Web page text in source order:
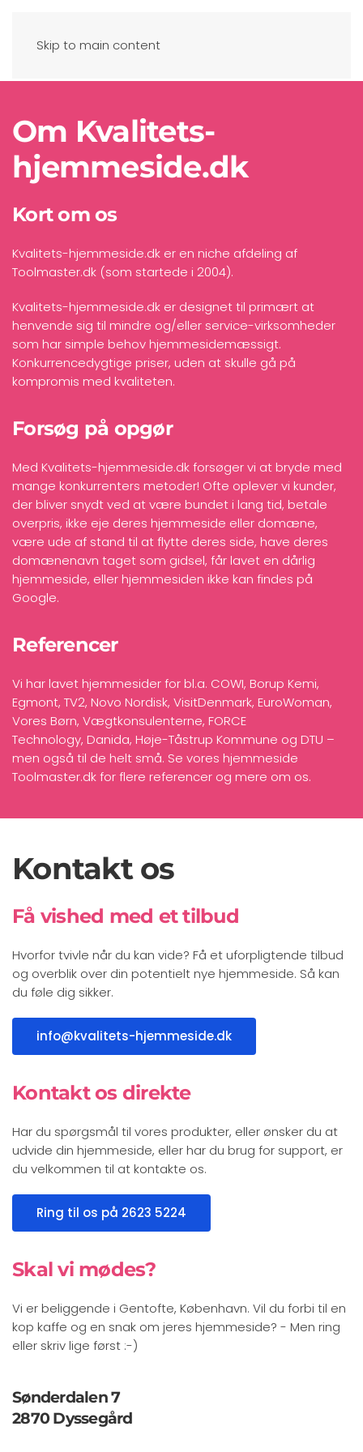
Skip to main content
Om Kvalitets-
hjemmeside.dk
Kort om os
Kvalitets-hjemmeside.dk er en niche afdeling af
Toolmaster.dk (som startede i 2004).
Kvalitets-hjemmeside.dk er designet til primært at
henvende sig til mindre og/eller service-virksomheder
som har simple behov hjemmesidemæssigt.
Konkurrencedygtige priser, uden at skulle gå på
kompromis med kvaliteten.
Forsøg på opgør
Med Kvalitets-hjemmeside.dk forsøger vi at bryde med
mange konkurrenters metoder! Ofte oplever vi kunder,
der bliver snydt ved at være bundet i lang tid, betale
overpris, ikke eje deres hjemmeside eller domæne,
være ude af stand til at flytte deres side, have deres
domænenavn taget som gidsel, får lavet en dårlig
hjemmeside, eller hjemmesiden ikke kan findes på
Google.
Referencer
Vi har lavet hjemmesider for bl.a. COWI, Borup Kemi,
Egmont, TV2, Novo Nordisk, VisitDenmark, EuroWoman,
Vores Børn, Vægtkonsulenterne, FORCE
Technology, Danida, Høje-Tåstrup Kommune og DTU –
men også til de helt små. Se vores hjemmeside
Toolmaster.dkfor flere referencer og mere om os.
Kontakt os
Få vished med et tilbud
Hvorfor tvivle når du kan vide? Få et uforpligtende tilbud
og overblik over din potentielt nye hjemmeside. Så kan
du føle dig sikker.
info@kvalitets-hjemmeside.dk
Kontakt os direkte
Har du spørgsmål til vores produkter, eller ønsker du at
udvide din hjemmeside, eller har du brug for support, er
du velkommen til at kontakte os.
Ring til os på 2623 5224
Skal vi mødes?
Vi er beliggende i Gentofte, København. Vil du forbi til en
kop kaffe og en snak om jeres hjemmeside? - Men ring
eller skriv lige først :-)
Sønderdalen 7
2870 Dyssegård